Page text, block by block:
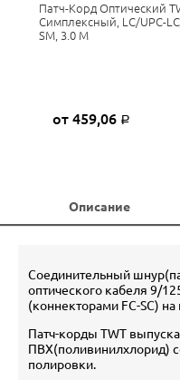
Патч-Корд Оптический
Симплексный, LC/UPC-
SM, 3.0 М
от 459,06 Р
Описание
Соединительный
оптического кабеля 9/
(коннекторами FC-SC)
Патч-корды TWT
ПВХ(поливинилхлорид)
полировки.